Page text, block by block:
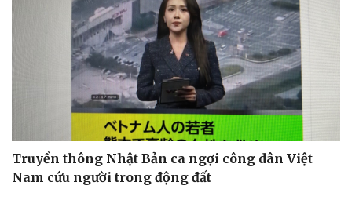
Truyền thông Nhật Bản ca ngợi công dân Việt
Nam cứu người trong động đất